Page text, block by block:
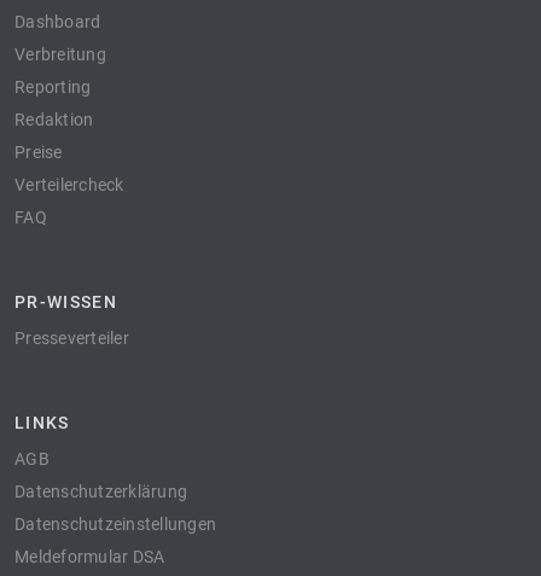
Dashboard
Verbreitung
Reporting
Redaktion
Preise
Verteilercheck
FAQ
PR-WISSEN
Presseverteiler
LINKS
AGB
Datenschutzerklärung
Datenschutzeinstellungen
Meldeformular DSA